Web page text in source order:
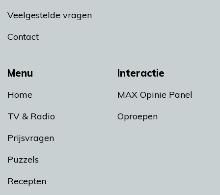
Menu
Home
TV & Radio
Prijsvragen
Puzzels
Recepten
Interactie
MAX Opinie Panel
Oproepen
Veelgestelde vragen
Contact